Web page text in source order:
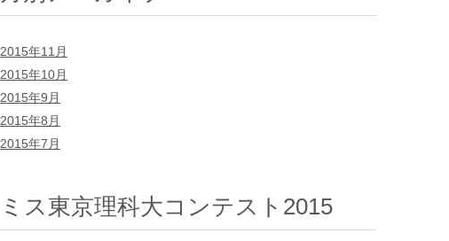
2015年11月
2015年10月
2015年9月
2015年8月
2015年7月
ミス東京理科大コンテスト2015